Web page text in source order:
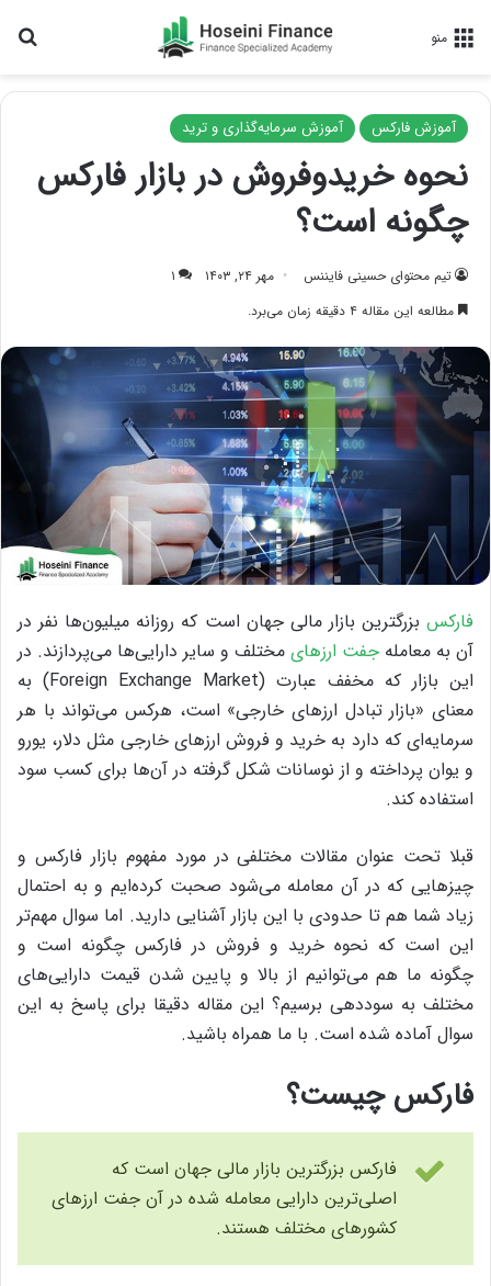
منو
آموزش فارکس آموزش سرمایه‌گذاری و ترید
نحوه خریدوفروش در بازار فارکس
چگونه است؟
تیم محتوای حسینی‌ فایننس مهر ۲۴, ۱۴۰۳
۱
مطالعه این مقاله ۴ دقیقه زمان می‌برد.
فارکس بزرگترین بازار مالی جهان است که روزانه میلیون‌ها نفر در
آن به معامله جفت ارزهای مختلف و سایر دارایی‌ها می‌پردازند. در
این بازار که مخفف عبارت (Foreign Exchange Market) به
معنای «بازار تبادل ارزهای خارجی» است، هرکس می‌تواند با هر
سرمایه‌ای که دارد به خرید و فروش ارزهای خارجی مثل دلار، یورو
و یوان پرداخته و از نوسانات شکل گرفته در آن‌ها برای کسب سود
استفاده کند.
قبلا تحت عنوان مقالات مختلفی در مورد مفهوم بازار فارکس و
چیزهایی که در آن معامله می‌شود صحبت کرده‌ایم و به احتمال
زیاد شما هم تا حدودی با این بازار آشنایی دارید. اما سوال مهم‌تر
این است که نحوه خرید و فروش در فارکس چگونه است و
چگونه ما هم می‌توانیم از بالا و پایین شدن قیمت دارایی‌های
مختلف به سوددهی برسیم؟ این مقاله دقیقا برای پاسخ به این
سوال آماده شده است. با ما همراه باشید.
فارکس چیست؟
فارکس بزرگترین بازار مالی جهان است که
اصلی‌ترین دارایی معامله شده در آن جفت ارزهای
کشورهای مختلف هستند.